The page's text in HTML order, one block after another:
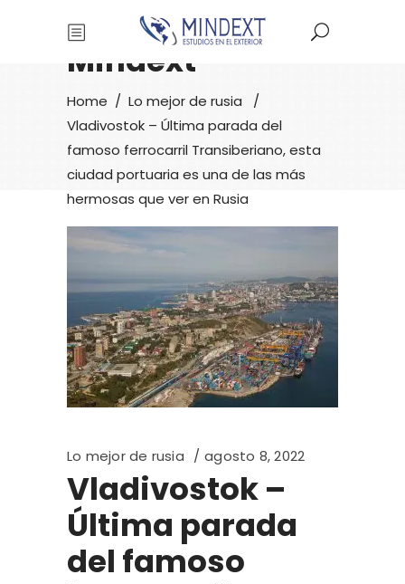
Mindext
Home / Lo mejor de rusia
/
Vladivostok – Última parada del
famoso ferrocarril Transiberiano, esta
ciudad portuaria es una de las más
hermosas que ver en Rusia
Lo mejor de rusia agosto 8, 2022
Vladivostok –
Última parada
del famoso